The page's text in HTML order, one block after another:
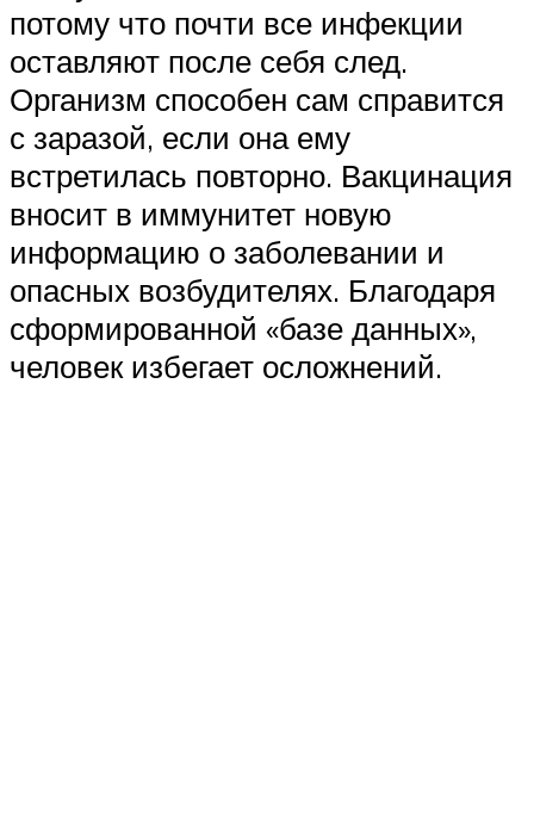
потому что почти все инфекции
оставляют после себя след.
Организм способен сам справится
с заразой, если она ему
встретилась повторно. Вакцинация
вносит в иммунитет новую
информацию о заболевании и
опасных возбудителях. Благодаря
сформированной «базе данных»,
человек избегает осложнений.